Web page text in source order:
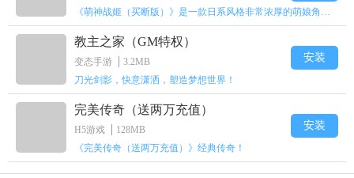
教主之家（GM特权）
变态手游
3.2MB
刀光剑影，快意潇洒，塑造梦想世界！
安装
完美传奇（送两万充值）
H5游戏
128MB
《完美传奇（送两万充值）》经典传奇！
安装